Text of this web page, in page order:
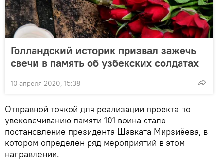
Голландский историк призвал зажечь
свечи в память об узбекских солдатах
10 апреля 2020, 15:38
Отправной точкой для реализации проекта по
увековечиванию памяти 101 воина стало
постановление президента Шавката Мирзиёева, в
котором определен ряд мероприятий в этом
направлении.